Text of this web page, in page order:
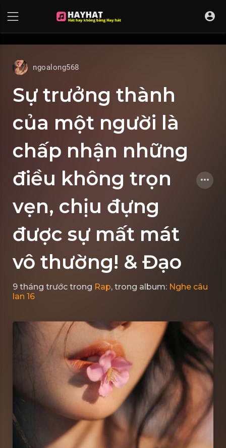
ngoalong568
Sự trưởng thành
của một người là
chấp nhận những
điều không trọn
vẹn, chịu đựng
được sự mất mát
vô thường! & Đạo
9 tháng trước trong Rap, trong album: Nghe câu
lan 16